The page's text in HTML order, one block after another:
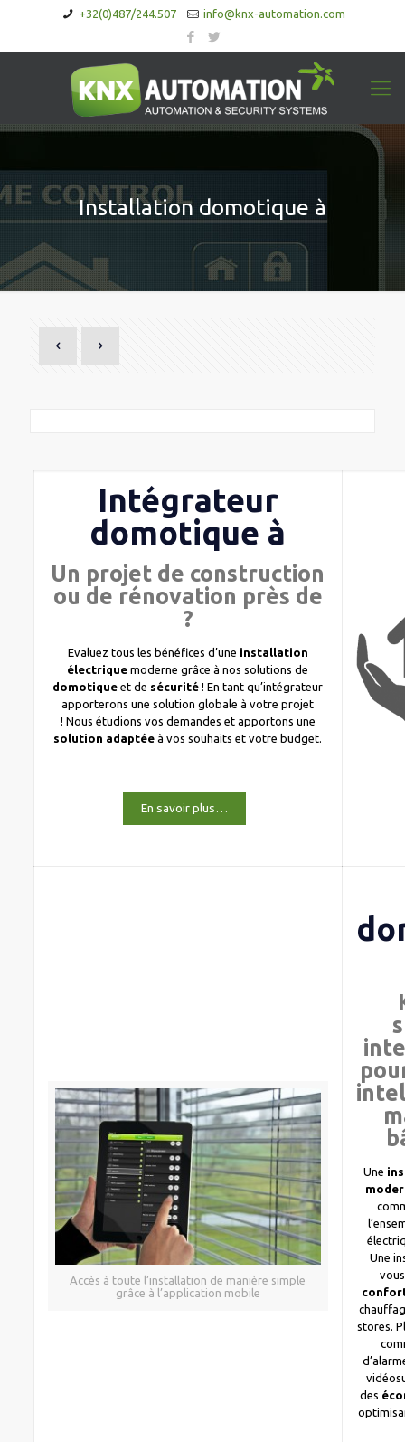
+32(0)487/244.507 info@knx-automation.com
Installation domotique à
Intégrateur
domotique à
Un projet de construction
ou de rénovation près de
?
Evaluez tous les bénéfices d’une installation
électrique moderne grâce à nos solutions de
domotique et de sécurité ! En tant qu’intégrateur
apporterons une solution globale à votre projet
! Nous étudions vos demandes et apportons une
solution adaptéeà vos souhaits et votre budget.
En savoir plus…
Accès à toute l’installation de manière simple
grâce à l’application mobile
Une
Une
stores.
des